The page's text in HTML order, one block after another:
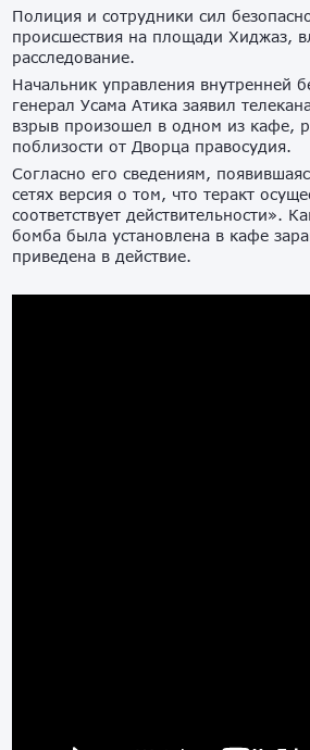
Полиция и сотрудники сил
происшествия на площади Хиджаз,
расследование.
Начальник управления внутренней
генерал Усама Атика заявил
взрыв произошел в одном из кафе,
поблизости от Дворца правосудия.
Согласно его сведениям,
сетях версия о том, что теракт
соответствует действительности».
бомба была установлена в кафе
приведена в действие.